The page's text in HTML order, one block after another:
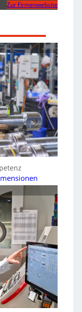
Zur Firmenwebsite